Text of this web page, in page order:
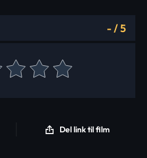
-/5
Del link til film